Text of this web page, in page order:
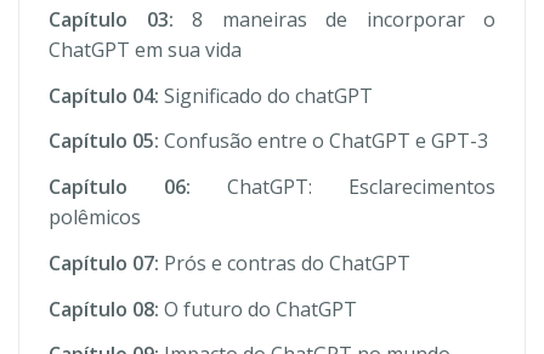
Capítulo 03: 8 maneiras de incorporar o
ChatGPT em sua vida
Capítulo 04: Significado do chatGPT
Capítulo 05: Confusão entre o ChatGPT e GPT-3
Capítulo 06: ChatGPT: Esclarecimentos
polêmicos
Capítulo 07: Prós e contras do ChatGPT
Capítulo 08: O futuro do ChatGPT